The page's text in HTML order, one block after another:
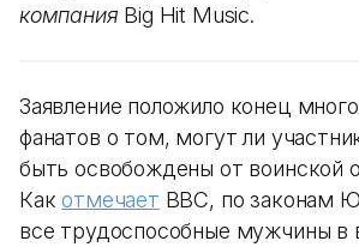
компания Big Hit Music.
Заявление положило конец
фанатов о том, могут ли
быть освобождены от воинской
Какотмечает BBC, по законам
все трудоспособные мужчины в